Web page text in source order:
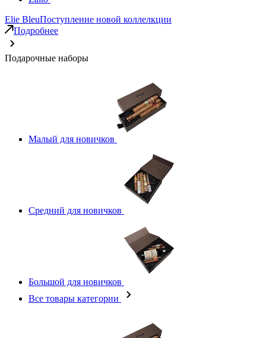
Elie BleuПоступление новой коллелкции
Подробнее
Подарочные наборы
Малый для новичков
Средний для новичков
Большой для новичков
Все товары категории